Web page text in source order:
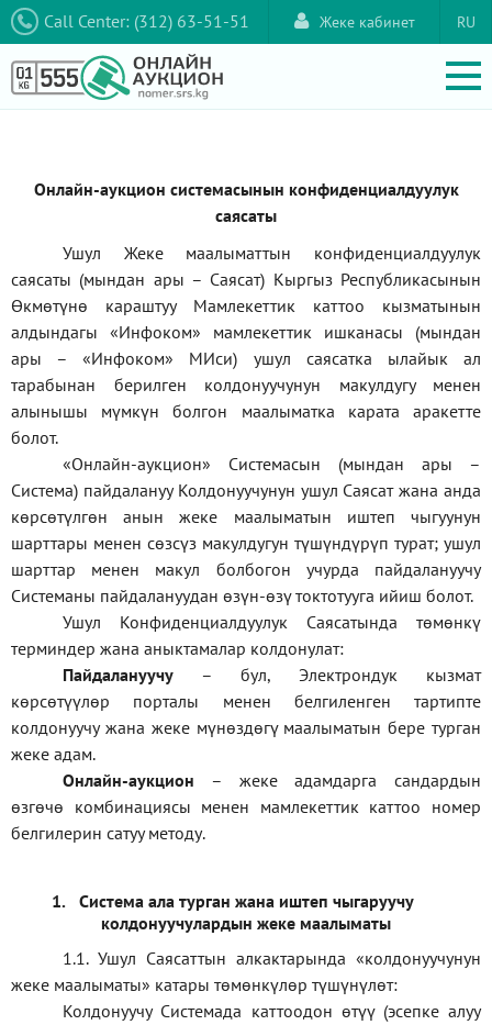
Call Center: (312) 63-51-51 RU
Жеке кабинет
Онлайн-аукцион системасынын конфиденциалдуулук
саясаты
Ушул Жеке маалыматтын конфиденциалдуулук
саясаты (мындан ары – Саясат) Кыргыз Республикасынын
Өкмөтүнө караштуу Мамлекеттик каттоо кызматынын
алдындагы «Инфоком» мамлекеттик ишканасы (мындан
ары –«Инфоком» МИси) ушул саясатка ылайык ал
тарабынан берилген колдонуучунун макулдугу менен
алынышы мүмкүн болгон маалыматка карата аракетте
болот.
«Онлайн-аукцион» Системасын (мындан ары –
Система) пайдалануу Колдонуучунун ушул Саясат жана анда
көрсөтүлгөн анын жеке маалыматын иштеп чыгуунун
шарттары менен сөзсүз макулдугун түшүндүрүп турат; ушул
шарттар менен макул болбогон учурда пайдалануучу
Системаны пайдалануудан өзүн-өзү токтотууга ийиш болот.
Ушул Конфиденциалдуулук Саясатында төмөнкү
терминдер жана аныктамалар колдонулат:
Пайдалануучу – бул, Электрондук кызмат
көрсөтүүлөр порталы менен белгиленген тартипте
колдонуучу жана жеке мүнөздөгү маалыматын бере турган
жеке адам.
Онлайн-аукцион – жеке адамдарга сандардын
өзгөчө комбинациясы менен мамлекеттик каттоо номер
белгилерин сатуу методу.
1. Система ала турган жана иштеп чыгаруучу
колдонуучулардын жеке маалыматы
1.1. Ушул Саясаттын алкактарында«колдонуучунун
жеке маалыматы» катары төмөнкүлөр түшүнүлөт:
Колдонуучу Системада каттоодон өтүү (эсепке алуу